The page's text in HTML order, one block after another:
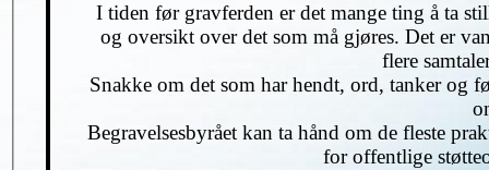
I tiden før gravferden er det mange ting å ta
og oversikt over det som må gjøres. Det er
flere
Snakke om det som har hendt, ord, tanker og
Begravelsesbyrået kan ta hånd om de fleste
for offentlige